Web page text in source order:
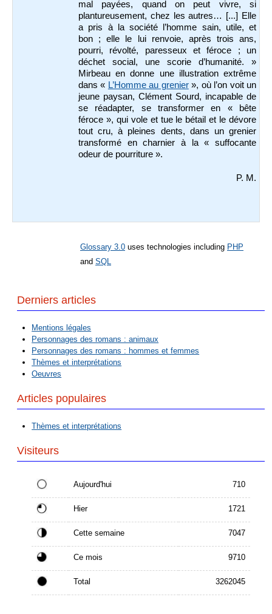
mal payées, quand on peut vivre, si
plantureusement, chez les autres… [...] Elle
a pris à la société l’homme sain, utile, et
bon ; elle le lui renvoie, après trois ans,
pourri, révolté, paresseux et féroce ; un
déchet social, une scorie d’humanité. »
Mirbeau en donne une illustration extrême
dans « L’Homme au grenier», où l’on voit un
jeune paysan, Clément Sourd, incapable de
se réadapter, se transformer en « bête
féroce », qui vole et tue le bétail et le dévore
tout cru, à pleines dents, dans un grenier
transformé en charnier à la « suffocante
odeur de pourriture ».
P. M.
Glossary 3.0 uses technologies including PHP
and SQL
Derniers articles
Mentions légales
Personnages des romans : animaux
Personnages des romans : hommes et femmes
Thèmes et interprétations
Oeuvres
Articles populaires
Thèmes et interprétations
Visiteurs
Aujourd'hui 710
Hier 1721
Cette semaine 7047
Ce mois 9710
Total 3262045